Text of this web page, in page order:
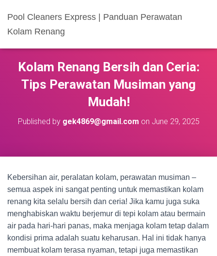
Pool Cleaners Express | Panduan Perawatan
Kolam Renang
Kolam Renang Bersih dan Ceria:
Tips Perawatan Musiman yang
Mudah!
Published by gek4869@gmail.com on June 29, 2025
Kebersihan air, peralatan kolam, perawatan musiman –
semua aspek ini sangat penting untuk memastikan kolam
renang kita selalu bersih dan ceria! Jika kamu juga suka
menghabiskan waktu berjemur di tepi kolam atau bermain
air pada hari-hari panas, maka menjaga kolam tetap dalam
kondisi prima adalah suatu keharusan. Hal ini tidak hanya
membuat kolam terasa nyaman, tetapi juga memastikan